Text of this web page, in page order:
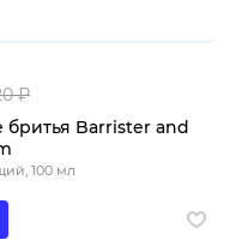
₽
бритья Barrister and
100 мл